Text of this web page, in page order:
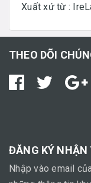
Xuất xứ từ :
THEO DÕI
ĐĂNG KÝ NHẬN
Nhập vào email